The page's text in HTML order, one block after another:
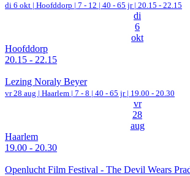
di 6 okt | Hoofddorp | 7 - 12 | 40 - 65 jr | 20.15 - 22.15
di
6
okt
Hoofddorp
20.15 - 22.15
Lezing Noraly Beyer
vr 28 aug | Haarlem | 7 - 8 | 40 - 65 jr | 19.00 - 20.30
vr
28
aug
Haarlem
19.00 - 20.30
Openlucht Film Festival - The Devil Wears